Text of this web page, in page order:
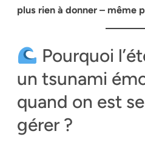
plus rien à donner – même
Pourquoi
un tsunami
quand on est
gérer ?